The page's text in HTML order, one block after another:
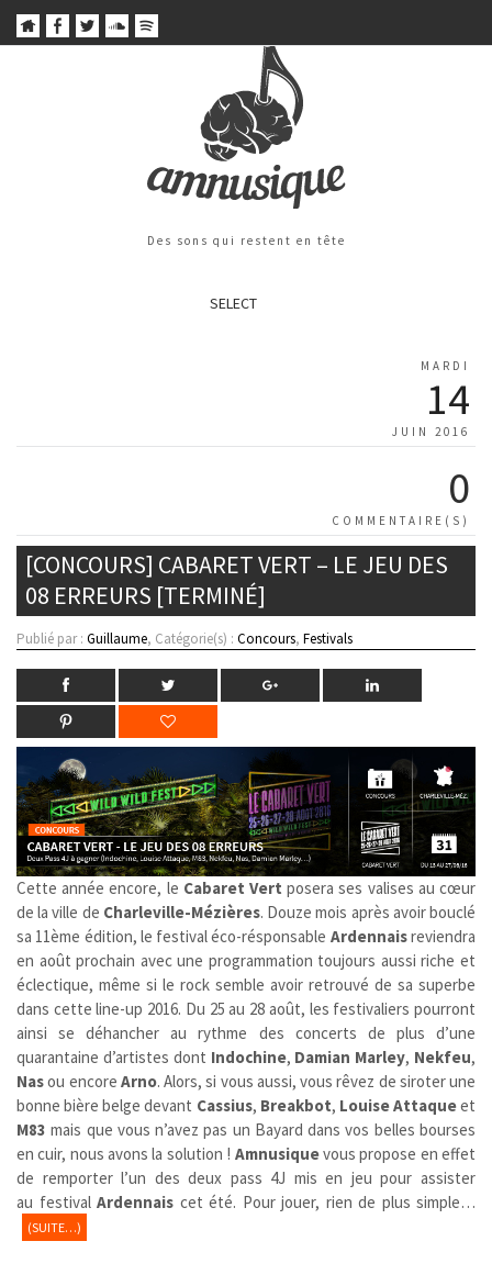
Des sons qui restent en tête
SELECT
MARDI
14
JUIN 2016
0
COMMENTAIRE(S)
[CONCOURS] CABARET VERT – LE JEU DES
08 ERREURS [TERMINÉ]
Publié par : Guillaume, Catégorie(s) : Concours, Festivals
Cette année encore, le Cabaret Vert posera ses valises au cœur
de la ville de Charleville-Mézières. Douze mois après avoir bouclé
sa 11ème édition, le festival éco-résponsable Ardennaisreviendra
en août prochain avec une programmation toujours aussi riche et
éclectique, même si le rock semble avoir retrouvé de sa superbe
dans cette line-up 2016. Du 25 au 28 août, les festivaliers pourront
ainsi se déhancher au rythme des concerts de plus d’une
quarantaine d’artistes dont Indochine, Damian Marley, Nekfeu,
Nasou encore Arno. Alors, si vous aussi, vous rêvez de siroter une
bonne bière belge devant Cassius, Breakbot, Louise Attaqueet
M83 mais que vous n’avez pas un Bayard dans vos belles bourses
en cuir, nous avons la solution ! Amnusiquevous propose en effet
de remporter l’un des deux pass 4J mis en jeu pour assister
au festival Ardennais cet été. Pour jouer, rien de plus simple…
(SUITE…)